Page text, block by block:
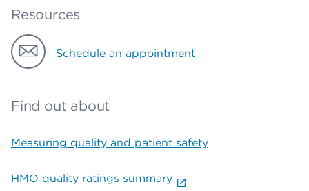
Resources
Schedule an appointment
Find out about
Measuring quality and patient safety
HMO quality ratings summary